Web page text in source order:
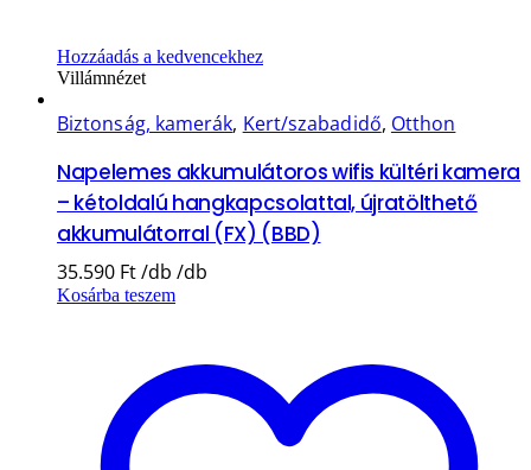
Hozzáadás a kedvencekhez
Villámnézet
Biztonság, kamerák, Kert/szabadidő, Otthon
Napelemes akkumulátoros wifis kültéri kamera
– kétoldalú hangkapcsolattal, újratölthető
akkumulátorral (FX) (BBD)
35.590 Ft
Kosárba teszem